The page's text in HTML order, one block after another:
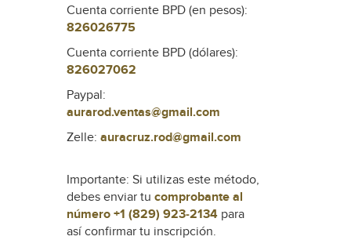
Cuenta corriente BPD (en pesos):
826026775
Cuenta corriente BPD (dólares):
826027062
Paypal:
aurarod.ventas@gmail.com
Zelle:auracruz.rod@gmail.com
Importante: Si utilizas este método,
debes enviar tu comprobante al
número +1 (829) 923-2134 para
así confirmar tu inscripción.